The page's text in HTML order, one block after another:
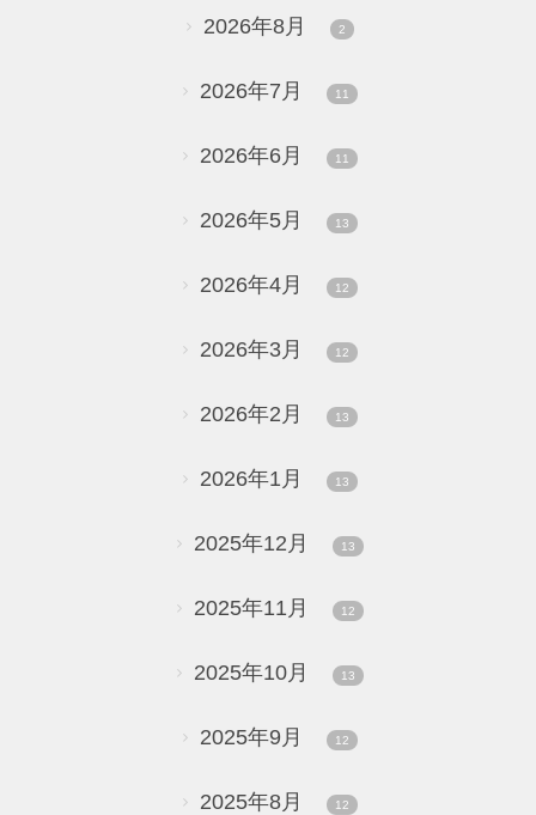
2026年8月 2
2026年7月 11
2026年6月 11
2026年5月 13
2026年4月 12
2026年3月 12
2026年2月 13
2026年1月 13
2025年12月 13
2025年11月 12
2025年10月 13
2025年9月 12
2025年8月 12